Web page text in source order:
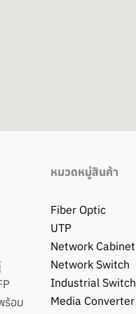
ร้อม
หมวดหมู่สินค้า
Fiber Optic
UTP
Network Cabinet
Network Switch
Industrial Switch
Media Converter